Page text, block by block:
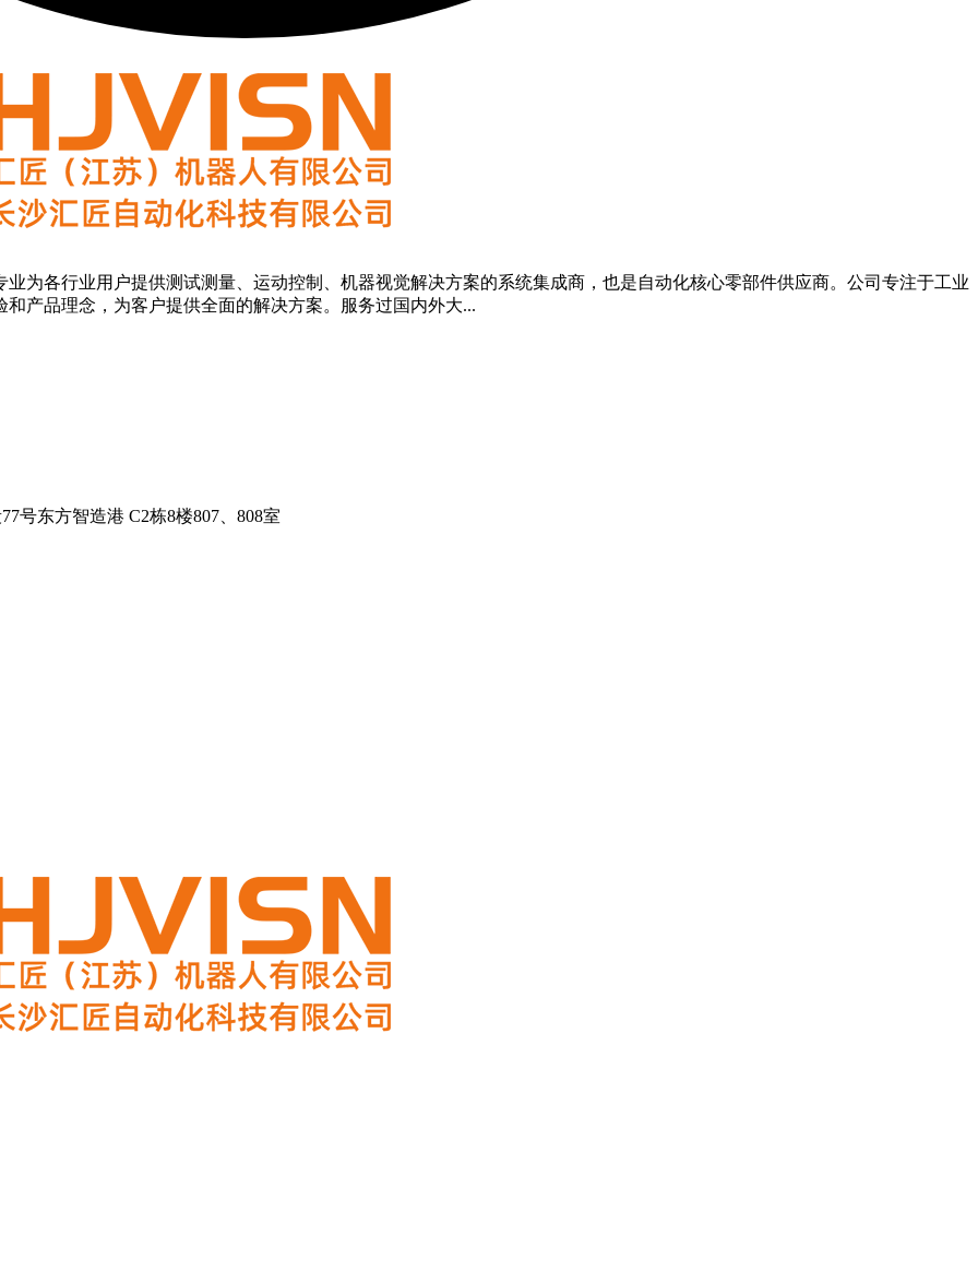
各行业用户提供测试测量、运动控制、机器视觉解决方案的系统集成商，也是自动化核心零部件供应商。公司专注于工业
产品理念，为客户提供全面的解决方案。服务过国内外大...
号东方智造港 C2栋8楼807、808室